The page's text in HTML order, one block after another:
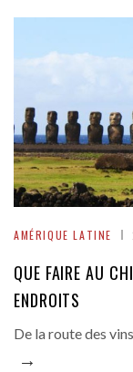
AMÉRIQUE LATINE
QUE FAIRE AU
ENDROITS
De la route des
→